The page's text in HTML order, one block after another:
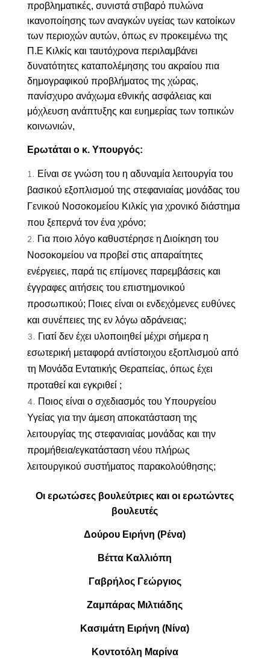
προβληματικές, συνιστά στιβαρό πυλώνα
ικανοποίησης των αναγκών υγείας των κατοίκων
των περιοχών αυτών, όπως εν προκειμένω της
Π.Ε Κιλκίς και ταυτόχρονα περιλαμβάνει
δυνατότητες καταπολέμησης του ακραίου πια
δημογραφικού προβλήματος της χώρας,
πανίσχυρο ανάχωμα εθνικής ασφάλειας και
μόχλευση ανάπτυξης και ευημερίας των τοπικών
κοινωνιών,
Ερωτάται ο κ. Υπουργός:
Είναι σε γνώση του η αδυναμία λειτουργία του
βασικού εξοπλισμού της στεφανιαίας μονάδας του
Γενικού Νοσοκομείου Κιλκίς για χρονικό διάστημα
που ξεπερνά τον ένα χρόνο;
Για ποιο λόγο καθυστέρησε η Διοίκηση του
Νοσοκομείου να προβεί στις απαραίτητες
ενέργειες, παρά τις επίμονες παρεμβάσεις και
έγγραφες αιτήσεις του επιστημονικού
προσωπικού; Ποιες είναι οι ενδεχόμενες ευθύνες
και συνέπειες της εν λόγω αδράνειας;
Γιατί δεν έχει υλοποιηθεί μέχρι σήμερα η
εσωτερική μεταφορά αντίστοιχου εξοπλισμού από
τη Μονάδα Εντατικής Θεραπείας, όπως έχει
προταθεί και εγκριθεί ;
Ποιος είναι ο σχεδιασμός του Υπουργείου
Υγείας για την άμεση αποκατάσταση της
λειτουργίας της στεφανιαίας μονάδας και την
προμήθεια/εγκατάσταση νέου πλήρως
λειτουργικού συστήματος παρακολούθησης;
Οι ερωτώσες βουλεύτριες και οι ερωτώντες
βουλευτές
Δούρου Ειρήνη (Ρένα)
Βέττα Καλλιόπη
Γαβρήλος Γεώργιος
Ζαμπάρας Μιλτιάδης
Κασιμάτη Ειρήνη (Νίνα)
Κοντοτόλη Μαρίνα